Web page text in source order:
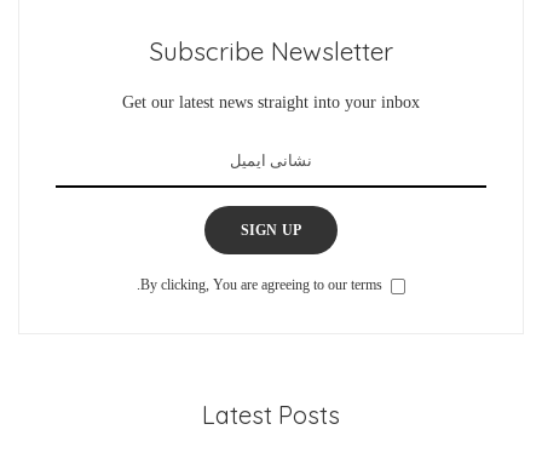
Subscribe Newsletter
Get our latest news straight into your inbox
SIGN UP
By clicking, You are agreeing to our terms.
Latest Posts